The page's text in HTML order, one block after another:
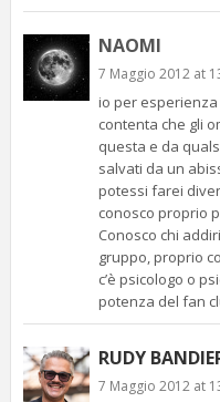
NAOMI
7 Maggio 2012 at
io per
contenta che gli
questa e da
salvati da un
potessi farei
conosco proprio
Conosco chi
gruppo, proprio
c’è psicologo o
potenza del fan
RUDY
7 Maggio 2012 at